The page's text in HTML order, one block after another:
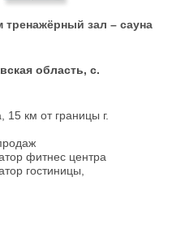
зал – сауна
область, с.
15 км от границы г.
фитнес центра
гостиницы,